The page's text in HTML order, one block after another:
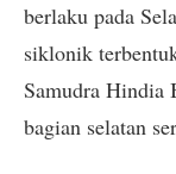
berlaku pada
siklonik
Samudra Hindia
bagian selatan